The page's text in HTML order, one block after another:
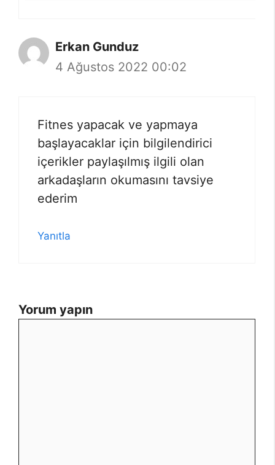
Erkan Gunduz
4 Ağustos 2022 00:02
Fitnes yapacak ve yapmaya
başlayacaklar için bilgilendirici
içerikler paylaşılmış ilgili olan
arkadaşların okumasını tavsiye
ederim
Yanıtla
Yorum yapın